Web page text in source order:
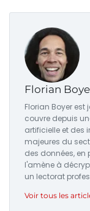
Florian
Florian Boyer
couvre depuis
artificielle et des
majeures du
des données, en
l'amène à
un lectorat
Voir tous les